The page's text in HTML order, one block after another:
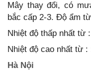
Mây thay đổi, có
bắc cấp 2-3. Độ ẩm
Nhiệt độ thấp nhất từ
Nhiệt độ cao nhất từ :
Hà Nội